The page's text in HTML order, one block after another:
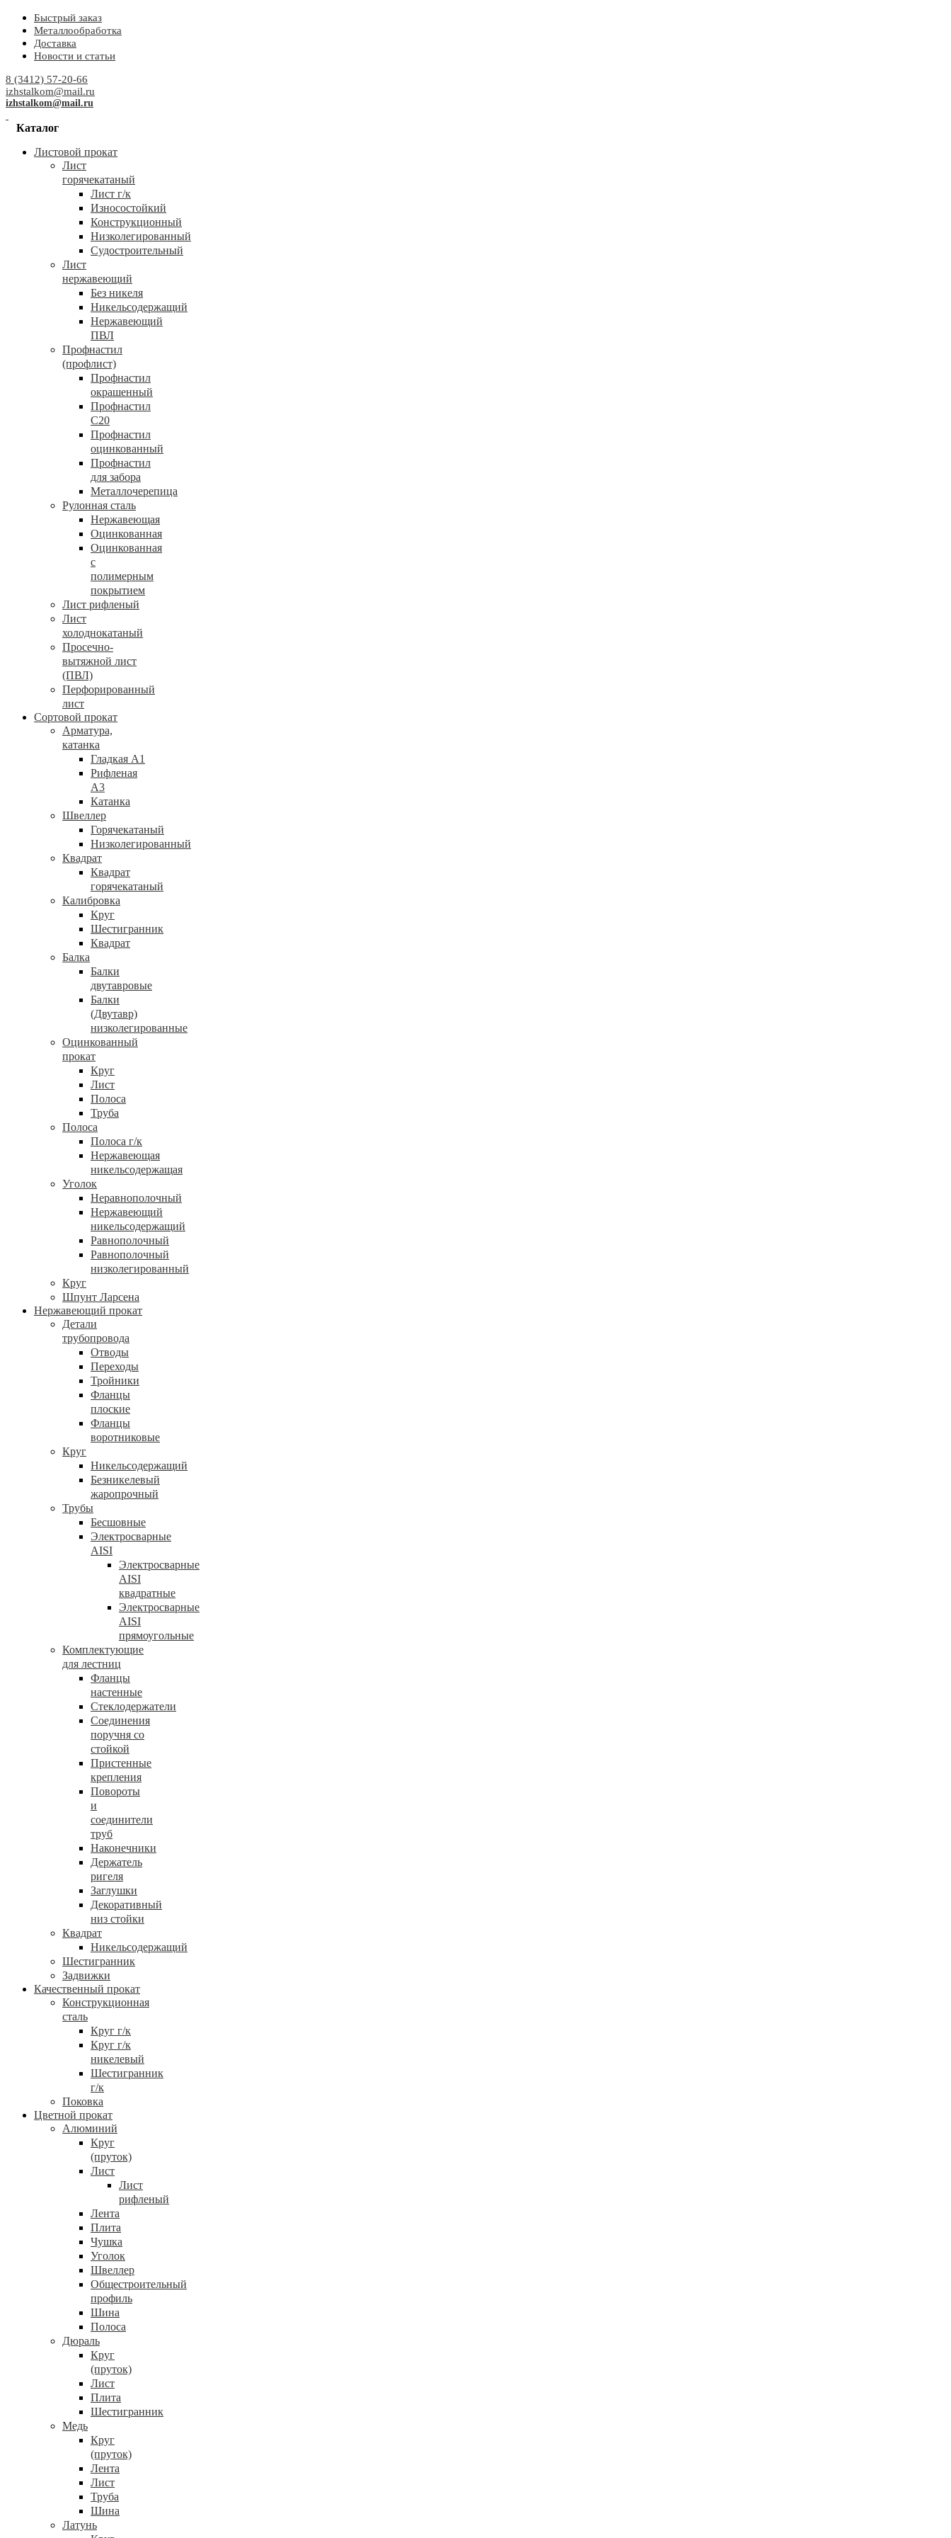
Быстрый заказ
Металлообработка
Доставка
Новости и статьи
8 (3412) 57-20-66
izhstalkom@mail.ru
izhstalkom@mail.ru
Каталог
Листовой прокат
Лист
горячекатаный
Лист г/к
Износостойкий
Конструкционный
Низколегированный
Судостроительный
Лист
нержавеющий
Без никеля
Никельсодержащий
Нержавеющий
ПВЛ
Профнастил
(профлист)
Профнастил
окрашенный
Профнастил
С20
Профнастил
оцинкованный
Профнастил
для забора
Металлочерепица
Рулонная сталь
Нержавеющая
Оцинкованная
Оцинкованная
с
полимерным
покрытием
Лист рифленый
Лист
холоднокатаный
Просечно-
вытяжной лист
(ПВЛ)
Перфорированный
лист
Сортовой прокат
Арматура,
катанка
Гладкая А1
Рифленая
А3
Катанка
Швеллер
Горячекатаный
Низколегированный
Квадрат
Квадрат
горячекатаный
Калибровка
Круг
Шестигранник
Квадрат
Балка
Балки
двутавровые
Балки
(Двутавр)
низколегированные
Оцинкованный
прокат
Круг
Лист
Полоса
Труба
Полоса
Полоса г/к
Нержавеющая
никельсодержащая
Уголок
Неравнополочный
Нержавеющий
никельсодержащий
Равнополочный
Равнополочный
низколегированный
Круг
Шпунт Ларсена
Нержавеющий прокат
Детали
трубопровода
Отводы
Переходы
Тройники
Фланцы
плоские
Фланцы
воротниковые
Круг
Никельсодержащий
Безникелевый
жаропрочный
Трубы
Бесшовные
Электросварные
AISI
Электросварные
AISI
квадратные
Электросварные
AISI
прямоугольные
Комплектующие
для лестниц
Фланцы
настенные
Стеклодержатели
Соединения
поручня со
стойкой
Пристенные
крепления
Повороты
и
соединители
труб
Наконечники
Держатель
ригеля
Заглушки
Декоративный
низ стойки
Квадрат
Никельсодержащий
Шестигранник
Задвижки
Качественный прокат
Конструкционная
сталь
Круг г/к
Круг г/к
никелевый
Шестигранник
г/к
Поковка
Цветной прокат
Алюминий
Круг
(пруток)
Лист
Лист
рифленый
Лента
Плита
Чушка
Уголок
Швеллер
Общестроительный
профиль
Шина
Полоса
Дюраль
Круг
(пруток)
Лист
Плита
Шестигранник
Медь
Круг
(пруток)
Лента
Лист
Труба
Шина
Латунь